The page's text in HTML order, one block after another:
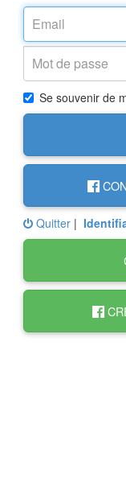
Se souvenir de
Quitter |